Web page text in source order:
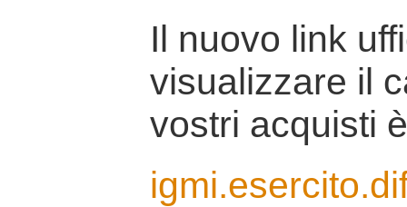
Il nuovo link
visualizzare il
vostri acquisti